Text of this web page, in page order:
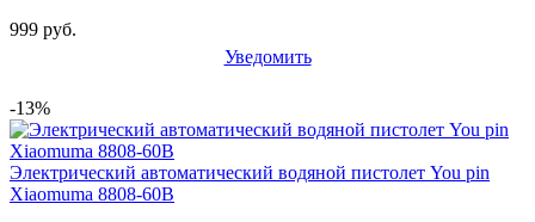
999 руб.
Уведомить
-13%
Электрический автоматический водяной пистолет You pin
Xiaomuma 8808-60B